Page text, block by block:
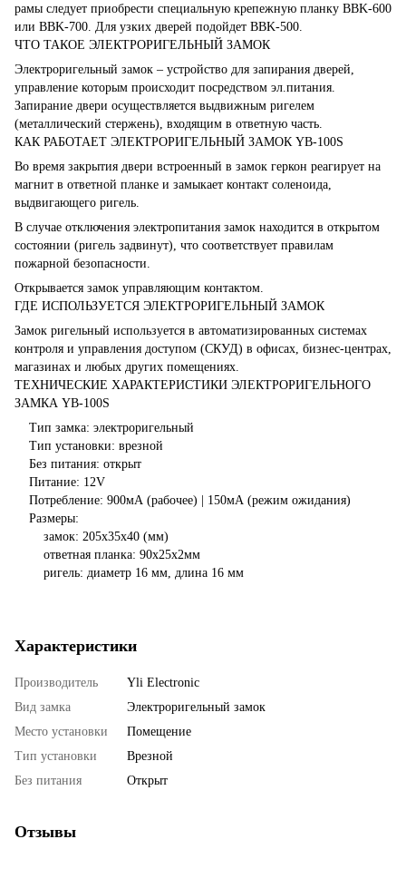
рамы следует приобрести специальную крепежную планку BBK-600
или BBK-700. Для узких дверей подойдет BBK-500.
ЧТО ТАКОЕ ЭЛЕКТРОРИГЕЛЬНЫЙ ЗАМОК
Электроригельный замок – устройство для запирания дверей,
управление которым происходит посредством эл.питания.
Запирание двери осуществляется выдвижным ригелем
(металлический стержень), входящим в ответную часть.
КАК РАБОТАЕТ ЭЛЕКТРОРИГЕЛЬНЫЙ ЗАМОК YB-100S
Во время закрытия двери встроенный в замок геркон реагирует на
магнит в ответной планке и замыкает контакт соленоида,
выдвигающего ригель.
В случае отключения электропитания замок находится в открытом
состоянии (ригель задвинут), что соответствует правилам
пожарной безопасности.
Открывается замок управляющим контактом.
ГДЕ ИСПОЛЬЗУЕТСЯ ЭЛЕКТРОРИГЕЛЬНЫЙ ЗАМОК
Замок ригельный используется в автоматизированных системах
контроля и управления доступом (СКУД) в офисах, бизнес-центрах,
магазинах и любых других помещениях.
ТЕХНИЧЕСКИЕ ХАРАКТЕРИСТИКИ ЭЛЕКТРОРИГЕЛЬНОГО
ЗАМКА YB-100S
Тип замка: электроригельный
Тип установки: врезной
Без питания: открыт
Питание: 12V
Потребление: 900мА (рабочее) | 150мА (режим ожидания)
Размеры:
замок: 205x35x40 (мм)
ответная планка: 90x25x2мм
ригель: диаметр 16 мм, длина 16 мм
Характеристики
Производитель
Yli Electronic
Вид замка
Электроригельный замок
Место установки
Помещение
Тип установки
Врезной
Без питания
Открыт
Отзывы